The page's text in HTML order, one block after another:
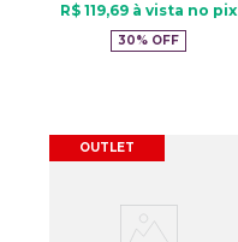
R$ 119,69 à vista no pix
30% OFF
OUTLET